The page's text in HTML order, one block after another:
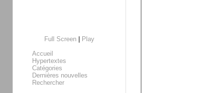
Full Screen|
Play
Accueil
Hypertextes
Catégories
Dernières nouvelles
Rechercher